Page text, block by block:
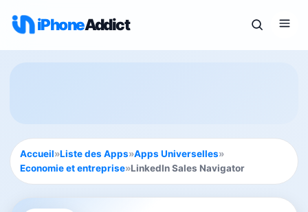
iPhoneAddict
Accueil»Liste des Apps»Apps Universelles»
Economie et entreprise»LinkedIn Sales Navigator